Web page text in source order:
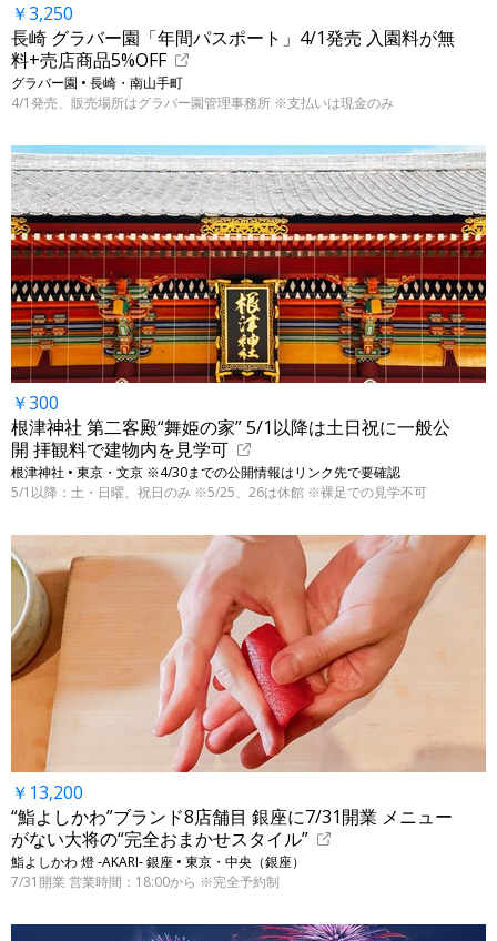
￥3,250
長崎 グラバー園「年間パスポート」4/1発売 入園料が無
料+売店商品5%OFF
グラバー園 • 長崎・南山手町
4/1発売、販売場所はグラバー園管理事務所 ※支払いは現金のみ
￥300
根津神社 第二客殿“舞姫の家” 5/1以降は土日祝に一般公
開 拝観料で建物内を見学可
根津神社 • 東京・文京 ※4/30までの公開情報はリンク先で要確認
5/1以降：土・日曜、祝日のみ ※5/25、26は休館 ※裸足での見学不可
￥13,200
“鮨よしかわ”ブランド8店舗目 銀座に7/31開業 メニュー
がない大将の“完全おまかせスタイル”
鮨よしかわ 燈 -AKARI- 銀座 • 東京・中央（銀座）
7/31開業 営業時間：18:00から ※完全予約制